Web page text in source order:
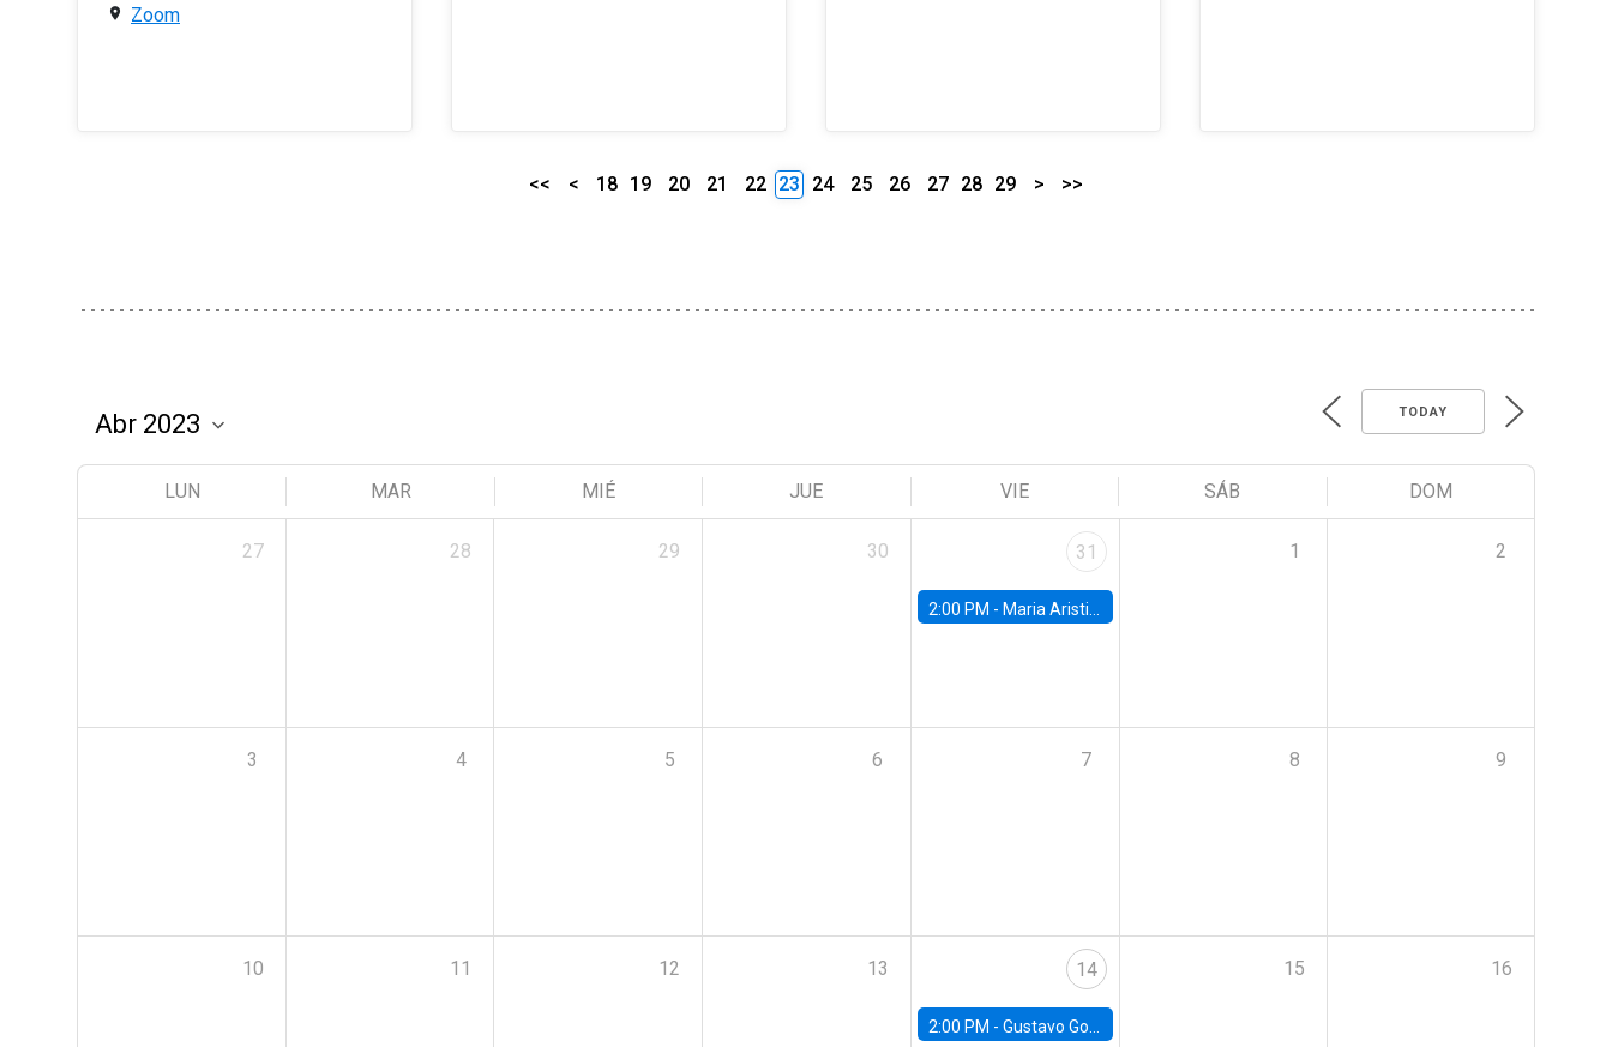
Zoom
<< < 18 19 20 21 22 23 24 25 26 27 28 29 > >>
TODAY
LUN MAR MIÉ JUE VIE SÁB DOM
27 28 29 30 31
2:00 PM - Maria Aristizabal-Ramirez, FED Board
1 2
3 4 5 6 7 8 9
10 11 12 13 14
2:00 PM - Gustavo González - Banco Central de Chile
15 16